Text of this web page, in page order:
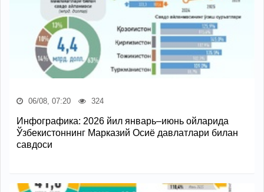
06/08, 07:20 324
Инфографика: 2026 йил январь–июнь ойларида
Ўзбекистоннинг Марказий Осиё давлатлари билан
савдоси